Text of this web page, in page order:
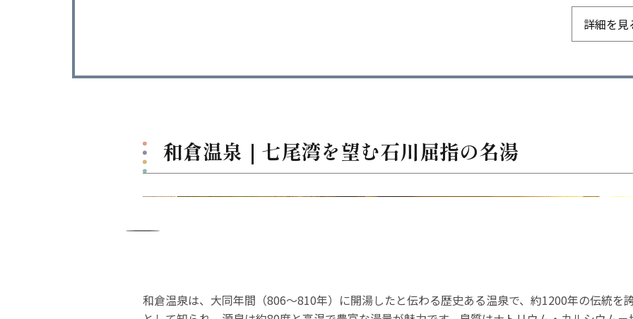
詳細を見
和倉温泉｜七尾湾を望む石川屈指の名湯
和倉温泉は、大同年間（806～810年）に開湯したと伝わる歴史ある温泉で、約1200年の伝統を